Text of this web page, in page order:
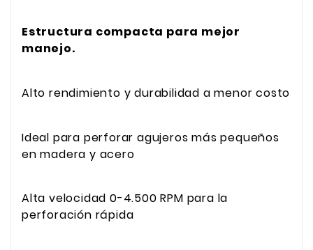
Estructura compacta para mejor
manejo.
Alto rendimiento y durabilidad a menor costo
Ideal para perforar agujeros más pequeños
en madera y acero
Alta velocidad 0-4.500 RPM para la
perforación rápida